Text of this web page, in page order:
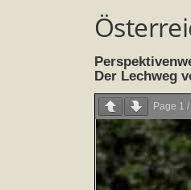
Der Lechweg
Page 1 /